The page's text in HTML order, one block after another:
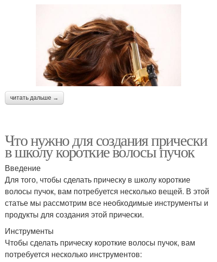
читать дальше →
Что нужно для создания прически
в школу короткие волосы пучок
Введение
Для того, чтобы сделать прическу в школу короткие
волосы пучок, вам потребуется несколько вещей. В этой
статье мы рассмотрим все необходимые инструменты и
продукты для создания этой прически.
Инструменты
Чтобы сделать прическу короткие волосы пучок, вам
потребуется несколько инструментов: